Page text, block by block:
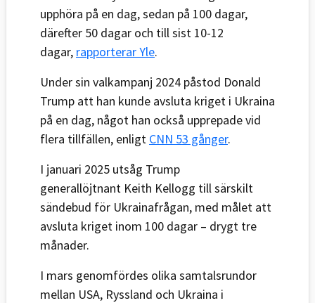
upphöra på en dag, sedan på 100 dagar,
därefter 50 dagar och till sist 10-12
dagar, rapporterar Yle.
Under sin valkampanj 2024 påstod Donald
Trump att han kunde avsluta kriget i Ukraina
på en dag, något han också upprepade vid
flera tillfällen, enligt CNN 53 gånger.
I januari 2025 utsåg Trump
generallöjtnant Keith Kellogg till särskilt
sändebud för Ukrainafrågan, med målet att
avsluta kriget inom 100 dagar – drygt tre
månader.
I mars genomfördes olika samtalsrundor
mellan USA, Ryssland och Ukraina i